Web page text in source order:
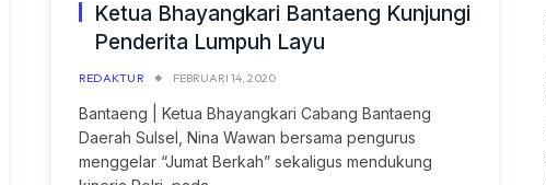
Ketua Bhayangkari Bantaeng Kunjungi
Penderita Lumpuh Layu
REDAKTUR FEBRUARI 14, 2020
Bantaeng | Ketua Bhayangkari Cabang Bantaeng
Daerah Sulsel, Nina Wawan bersama pengurus
menggelar “Jumat Berkah” sekaligus mendukung